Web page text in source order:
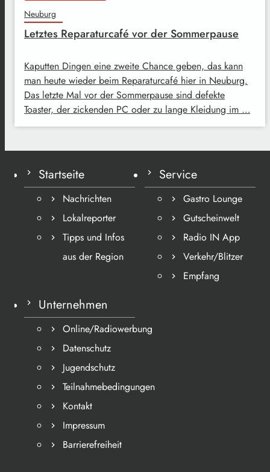
Neuburg
Letztes Reparaturcafé vor der Sommerpause
Kaputten Dingen eine zweite Chance geben, das kann
man heute wieder beim Reparaturcafé hier in Neuburg.
Das letzte Mal vor der Sommerpause sind defekte
Toaster, der zickenden PC oder zu lange Kleidung im …
Startseite
Nachrichten
Lokalreporter
Tipps und Infos
aus der Region
Service
Gastro Lounge
Gutscheinwelt
Radio IN App
Verkehr/Blitzer
Empfang
Unternehmen
Online/Radiowerbung
Datenschutz
Jugendschutz
Teilnahmebedingungen
Kontakt
Impressum
Barrierefreiheit